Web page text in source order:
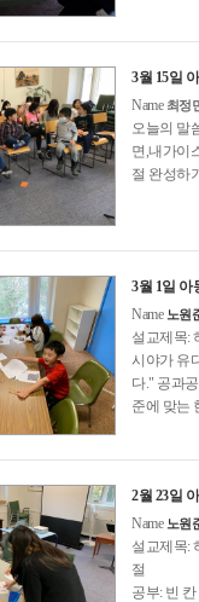
3월 15일
Name 최정
오늘의 말
면,내가이
절 완성하
3월 1일 아
Name 노원
설교제목
시야가
다." 공과
준에 맞
2월 23일
Name 노원
설교제목
절 "때가
공부: 빈